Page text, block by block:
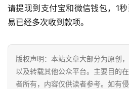
请提现到支付宝和微信钱包，1
易已经多次收到款项。
版权声明：本站文章大部分为原创
以及转载其他公众平台。主要目的
者所有，内容仅供读者参考。如有